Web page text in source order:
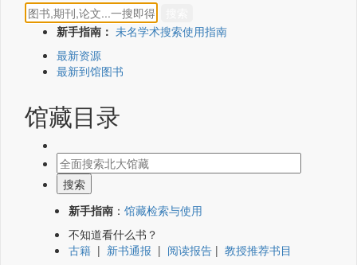
新手指南： 未名学术搜索使用指南
最新资源
最新到馆图书
馆藏目录
新手指南 ： 馆藏检索与使用
不知道看什么书？
古籍 | 新书通报 | 阅读报告 | 教授推荐书目